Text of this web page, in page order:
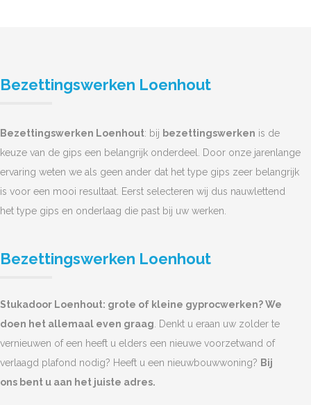
Bezettingswerken Loenhout
Bezettingswerken Loenhout: bij bezettingswerken is de
keuze van de gips een belangrijk onderdeel. Door onze jarenlange
ervaring weten we als geen ander dat het type gips zeer belangrijk
is voor een mooi resultaat. Eerst selecteren wij dus nauwlettend
het type gips en onderlaag die past bij uw werken.
Bezettingswerken Loenhout
Stukadoor Loenhout: grote of kleine gyprocwerken? We
doen het allemaal even graag. Denkt u eraan uw zolder te
vernieuwen of een heeft u elders een nieuwe voorzetwand of
verlaagd plafond nodig? Heeft u een nieuwbouwwoning? Bij
ons bent u aan het juiste adres.